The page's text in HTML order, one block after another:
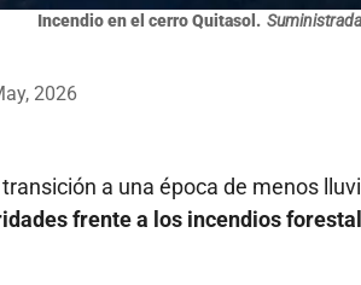
Incendio en el cerro Quitasol. Suministrada
2026
a una época de menos
frente a los incendios